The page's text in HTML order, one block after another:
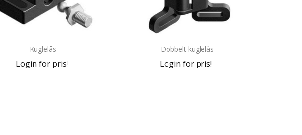
Kuglelås
Login for pris!
Dobbelt kuglelås
Login for pris!